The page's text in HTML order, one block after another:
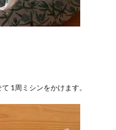
1周ミシンをかけます。